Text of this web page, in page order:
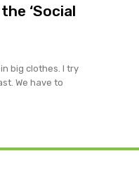
‘Social
big clothes. I try
We have to